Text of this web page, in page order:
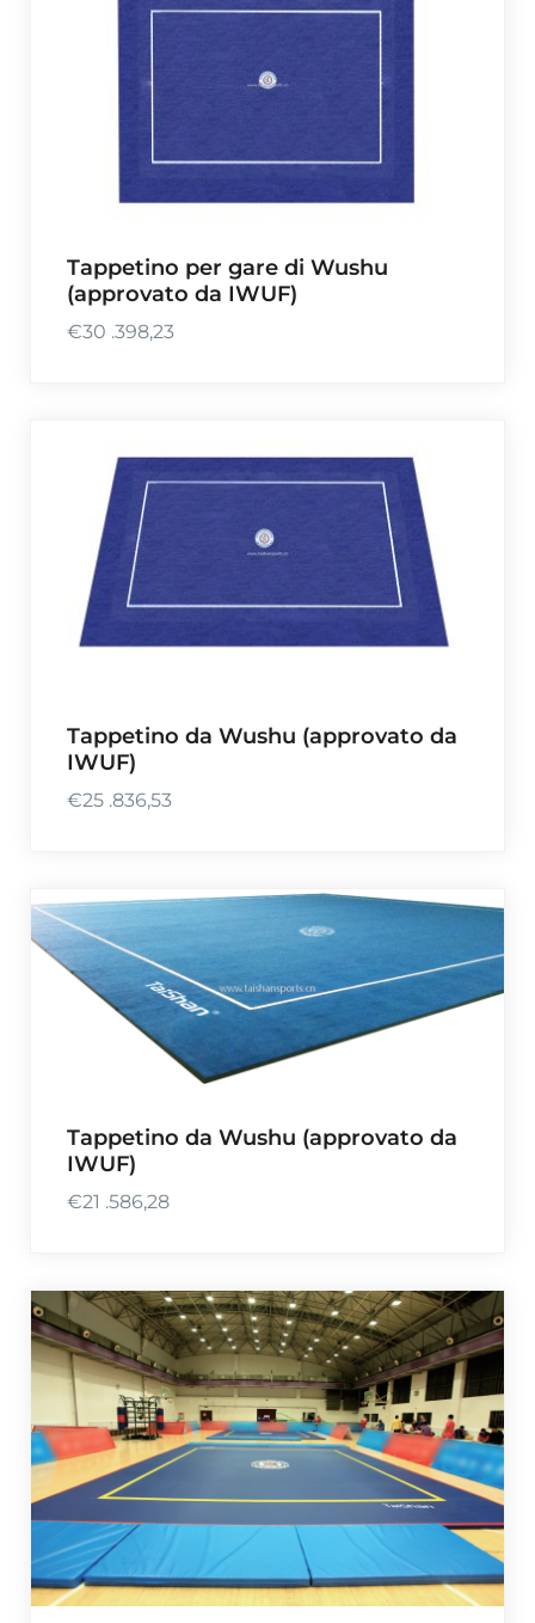
Tappetino per gare di Wushu
(approvato da IWUF)
€30 .398,23
Tappetino da Wushu (approvato da
IWUF)
€25 .836,53
Tappetino da Wushu (approvato da
IWUF)
€21 .586,28